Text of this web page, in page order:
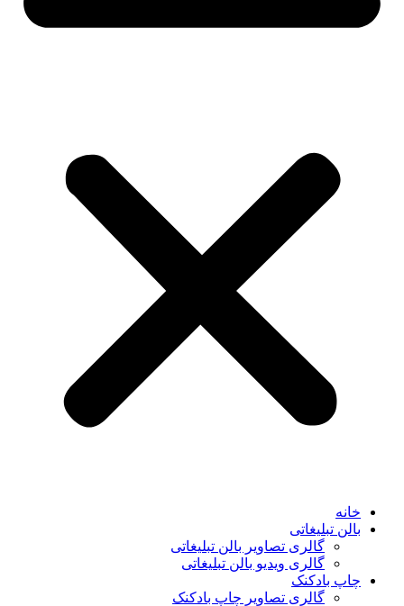
خانه
بالن تبلیغاتی
گالری تصاویر بالن تبلیغاتی
گالری ویدیو بالن تبلیغاتی
چاپ بادکنک
گالری تصاویر چاپ بادکنک